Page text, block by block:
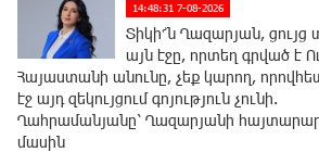
14:48:31 7-08-2026
Տիկի՜ն Ղազարյան, ցույց
այն էջը, որտեղ գրված է
Հայաստանի անունը, չեք կարող,
էջ այդ զեկույցում գոյություն չունի.
Ղահրամանյանը՝ Ղազարյանի
մասին